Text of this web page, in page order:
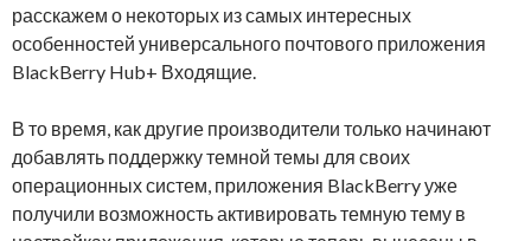
расскажем о некоторых из самых интересных
особенностей универсального почтового приложения
BlackBerry Hub+ Входящие.
В то время, как другие производители только начинают
добавлять поддержку темной темы для своих
операционных систем, приложения BlackBerry уже
получили возможность активировать темную тему в